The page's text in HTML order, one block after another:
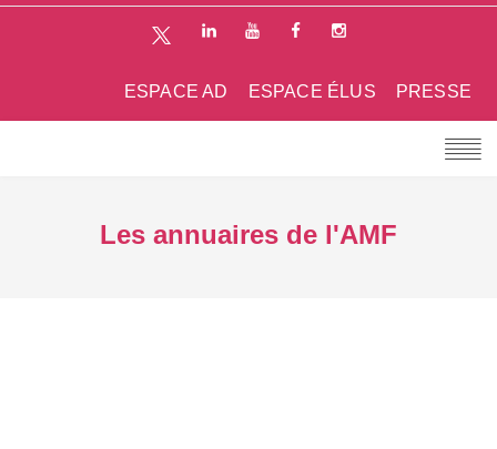
PRESSE
ESPACE ÉLUS
ESPACE AD
Les annuaires de l'AMF